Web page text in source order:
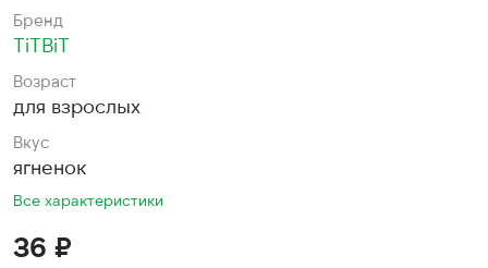
Бренд
TiTBiT
Возраст
для взрослых
Вкус
ягненок
Все характеристики
36 ₽